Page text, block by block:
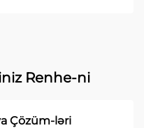
Renhe-ni
Çözüm-ləri